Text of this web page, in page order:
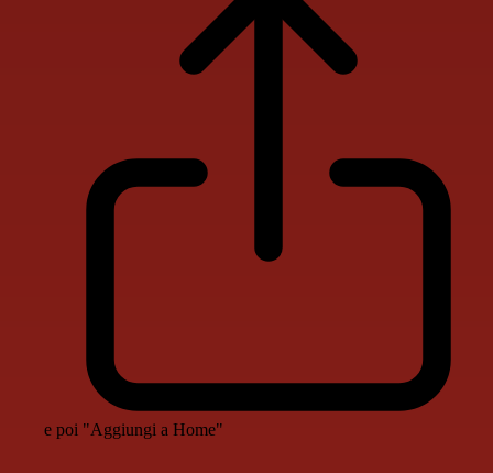
e poi "Aggiungi a Home"